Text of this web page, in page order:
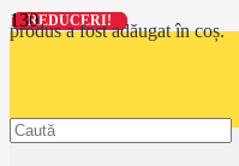
produsa fost adăugat în coș.
REDUCERI!
REDUCERI!
REDUCERI!
REDUCERI!